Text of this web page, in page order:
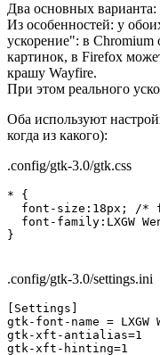
Два основных
Из особенностей: у
ускорение": в Chromium
картинок, в Firefox
крашу Wayfire.
При этом реального
Оба используют
когда из какого):
.config/gtk-3.0/gtk.css
* {
font-size:18px; /*
font-family:LXGW
}
.config/gtk-3.0/settings.ini
[Settings]
gtk-font-name = LXGW
gtk-xft-antialias=1
gtk-xft-hinting=1